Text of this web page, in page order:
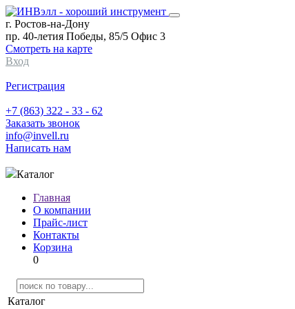
г. Ростов-на-Дону
пр. 40-летия Победы, 85/5 Офис 3
Смотреть на карте
Вход
Регистрация
+7 (863) 322 - 33 - 62
Заказать звонок
info@invell.ru
Написать нам
Каталог
Главная
О компании
Прайс-лист
Контакты
Корзина
0
Каталог